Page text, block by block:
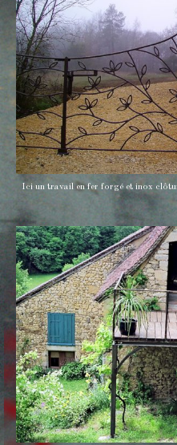
Ici un travail en fer forgé et inox